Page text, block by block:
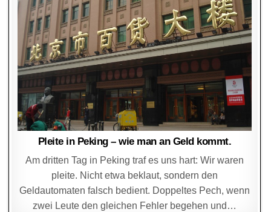
Pleite in Peking – wie man an Geld kommt.
Am dritten Tag in Peking traf es uns hart: Wir waren
pleite. Nicht etwa beklaut, sondern den
Geldautomaten falsch bedient. Doppeltes Pech, wenn
zwei Leute den gleichen Fehler begehen und…